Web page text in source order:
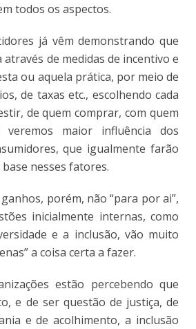
todos os aspectos.
já vêm demonstrando que
de medidas de incentivo e
ou aquela prática, por meio de
de taxas etc., escolhendo cada
de quem comprar, com quem
maior influência dos
que igualmente farão
nesses fatores.
porém, não “para por ai”,
inicialmente internas, como
e a inclusão, vão muito
a coisa certa a fazer.
estão percebendo que
e de ser questão de justiça, de
e de acolhimento, a inclusão